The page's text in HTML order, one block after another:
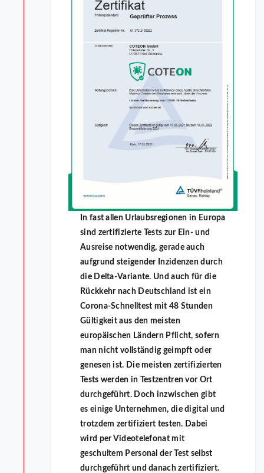
In fast allen Urlaubsregionen in Europa
sind zertifizierte Tests zur Ein- und
Ausreise notwendig, gerade auch
aufgrund steigender Inzidenzen durch
die Delta-Variante. Und auch für die
Rückkehr nach Deutschland ist ein
Corona-Schnelltest mit 48 Stunden
Gültigkeit aus den meisten
europäischen Ländern Pflicht, sofern
man nicht vollständig geimpft oder
genesen ist. Die meisten zertifizierten
Tests werden in Testzentren vor Ort
durchgeführt. Doch inzwischen gibt
es einige Unternehmen, die digital und
trotzdem zertifiziert testen. Dabei
wird per Videotelefonat mit
geschultem Personal der Test selbst
durchgeführt und danach zertifiziert.